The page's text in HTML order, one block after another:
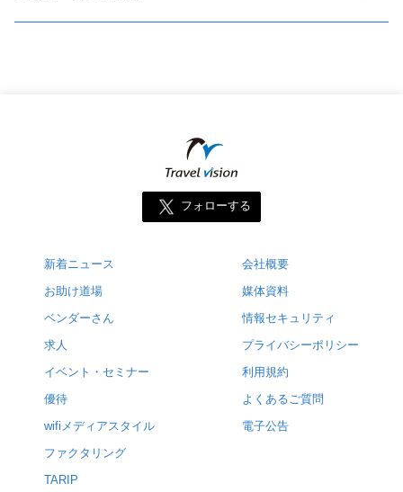
フォローする
新着ニュース
お助け道場
ベンダーさん
求人
イベント・セミナー
優待
wifiメディアスタイル
ファクタリング
TARIP
会社概要
媒体資料
情報セキュリティ
プライバシーポリシー
利用規約
よくあるご質問
電子公告